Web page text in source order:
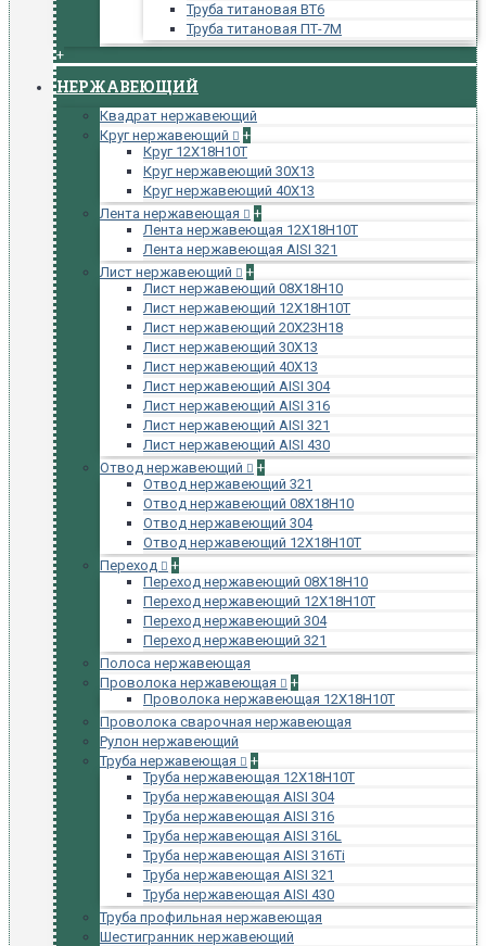
Труба титановая ВТ6
Труба титановая ПТ-7М
+
НЕРЖАВЕЮЩИЙ
Квадрат нержавеющий
Круг нержавеющий
+
Круг 12Х18Н10Т
Круг нержавеющий 30Х13
Круг нержавеющий 40Х13
Лента нержавеющая
+
Лента нержавеющая 12Х18Н10Т
Лента нержавеющая AISI 321
Лист нержавеющий
+
Лист нержавеющий 08Х18Н10
Лист нержавеющий 12Х18Н10Т
Лист нержавеющий 20Х23Н18
Лист нержавеющий 30Х13
Лист нержавеющий 40Х13
Лист нержавеющий AISI 304
Лист нержавеющий AISI 316
Лист нержавеющий AISI 321
Лист нержавеющий AISI 430
Отвод нержавеющий
+
Отвод нержавеющий 321
Отвод нержавеющий 08Х18Н10
Отвод нержавеющий 304
Отвод нержавеющий 12Х18Н10Т
Переход
+
Переход нержавеющий 08Х18Н10
Переход нержавеющий 12Х18Н10Т
Переход нержавеющий 304
Переход нержавеющий 321
Полоса нержавеющая
Проволока нержавеющая
+
Проволока нержавеющая 12Х18Н10Т
Проволока сварочная нержавеющая
Рулон нержавеющий
Труба нержавеющая
+
Труба нержавеющая 12Х18Н10Т
Труба нержавеющая AISI 304
Труба нержавеющая AISI 316
Труба нержавеющая AISI 316L
Труба нержавеющая AISI 316Ti
Труба нержавеющая AISI 321
Труба нержавеющая AISI 430
Труба профильная нержавеющая
Шестигранник нержавеющий